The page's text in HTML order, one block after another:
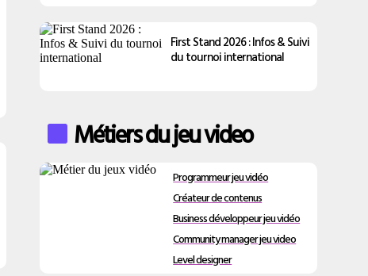
First Stand 2026 : Infos & Suivi
du tournoi international
Métiers du jeu video
Programmeur jeu vidéo
Créateur de contenus
Business développeur jeu vidéo
Community manager jeu video
Level designer